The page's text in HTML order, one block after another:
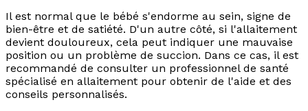
Il est normal que le bébé s'endorme au sein, signe de
bien-être et de satiété. D'un autre côté, si l'allaitement
devient douloureux, cela peut indiquer une mauvaise
position ou un problème de succion. Dans ce cas, il est
recommandé de consulter un professionnel de santé
spécialisé en allaitement pour obtenir de l'aide et des
conseils personnalisés.